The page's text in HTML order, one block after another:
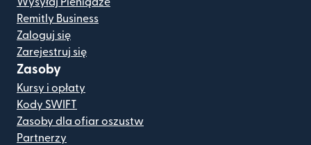
Wysyłaj Pieniądze
Remitly Business
Zaloguj się
Zarejestruj się
Zasoby
Kursy i opłaty
Kody SWIFT
Zasoby dla ofiar oszustw
Partnerzy